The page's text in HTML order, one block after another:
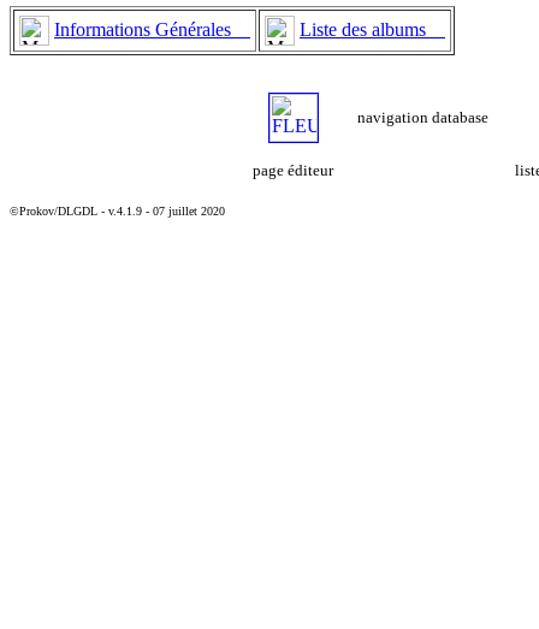
Informations Générales Liste des albums
navigation database
page éditeur
©Prokov/DLGDL - v.4.1.9 - 07 juillet 2020